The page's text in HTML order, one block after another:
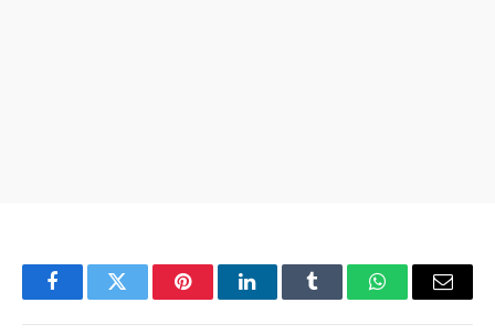
FacebookTwitter PinterestLinkedInTumblr WhatsAppEmail